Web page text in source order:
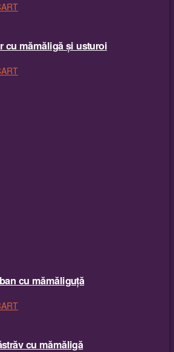
cu mămăligă și usturoi
cu mămăliguță
cu mămăligă